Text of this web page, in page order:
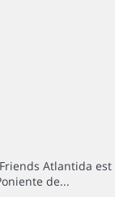
Atlantida est
de...